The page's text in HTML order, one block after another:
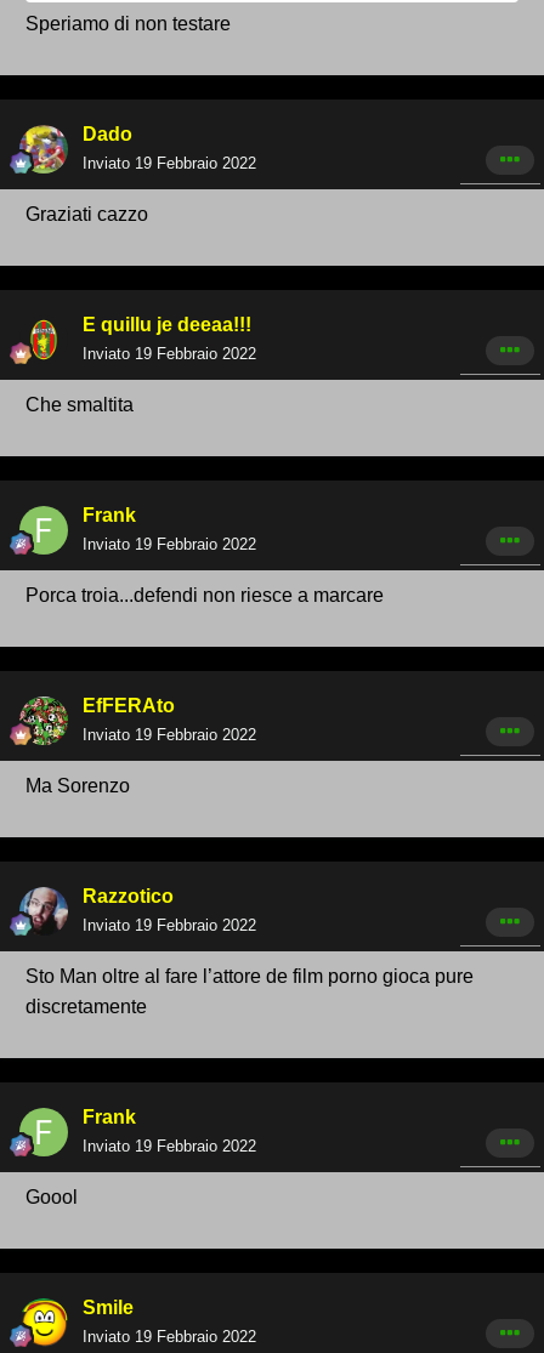
Speriamo di non testare
Dado
Inviato 19 Febbraio 2022
Graziati cazzo
E quillu je deeaa!!!
Inviato 19 Febbraio 2022
Che smaltita
Frank
Inviato 19 Febbraio 2022
Porca troia...defendi non riesce a marcare
EfFERAto
Inviato 19 Febbraio 2022
Ma Sorenzo
Razzotico
Inviato 19 Febbraio 2022
Sto Man oltre al fare l’attore de film porno gioca pure
discretamente
Frank
Inviato 19 Febbraio 2022
Goool
Smile
Inviato 19 Febbraio 2022